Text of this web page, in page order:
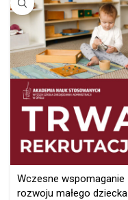
Wczesne wspomaganie
rozwoju małego dziecka